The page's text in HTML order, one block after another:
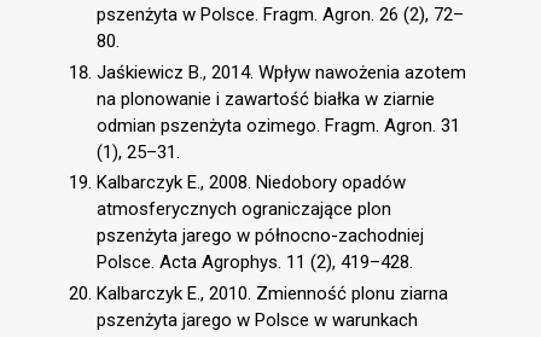
pszenżyta w Polsce. Fragm. Agron. 26 (2), 72–
80.
Jaśkiewicz B., 2014. Wpływ nawożenia azotem
na plonowanie i zawartość białka w ziarnie
odmian pszenżyta ozimego. Fragm. Agron. 31
(1), 25–31.
Kalbarczyk E., 2008. Niedobory opadów
atmosferycznych ograniczające plon
pszenżyta jarego w północno-zachodniej
Polsce. Acta Agrophys. 11 (2), 419–428.
Kalbarczyk E., 2010. Zmienność plonu ziarna
pszenżyta jarego w Polsce w warunkach